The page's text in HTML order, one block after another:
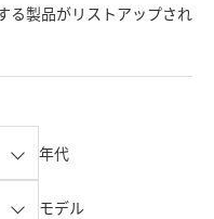
る製品がリストアップされ
年代
モデル